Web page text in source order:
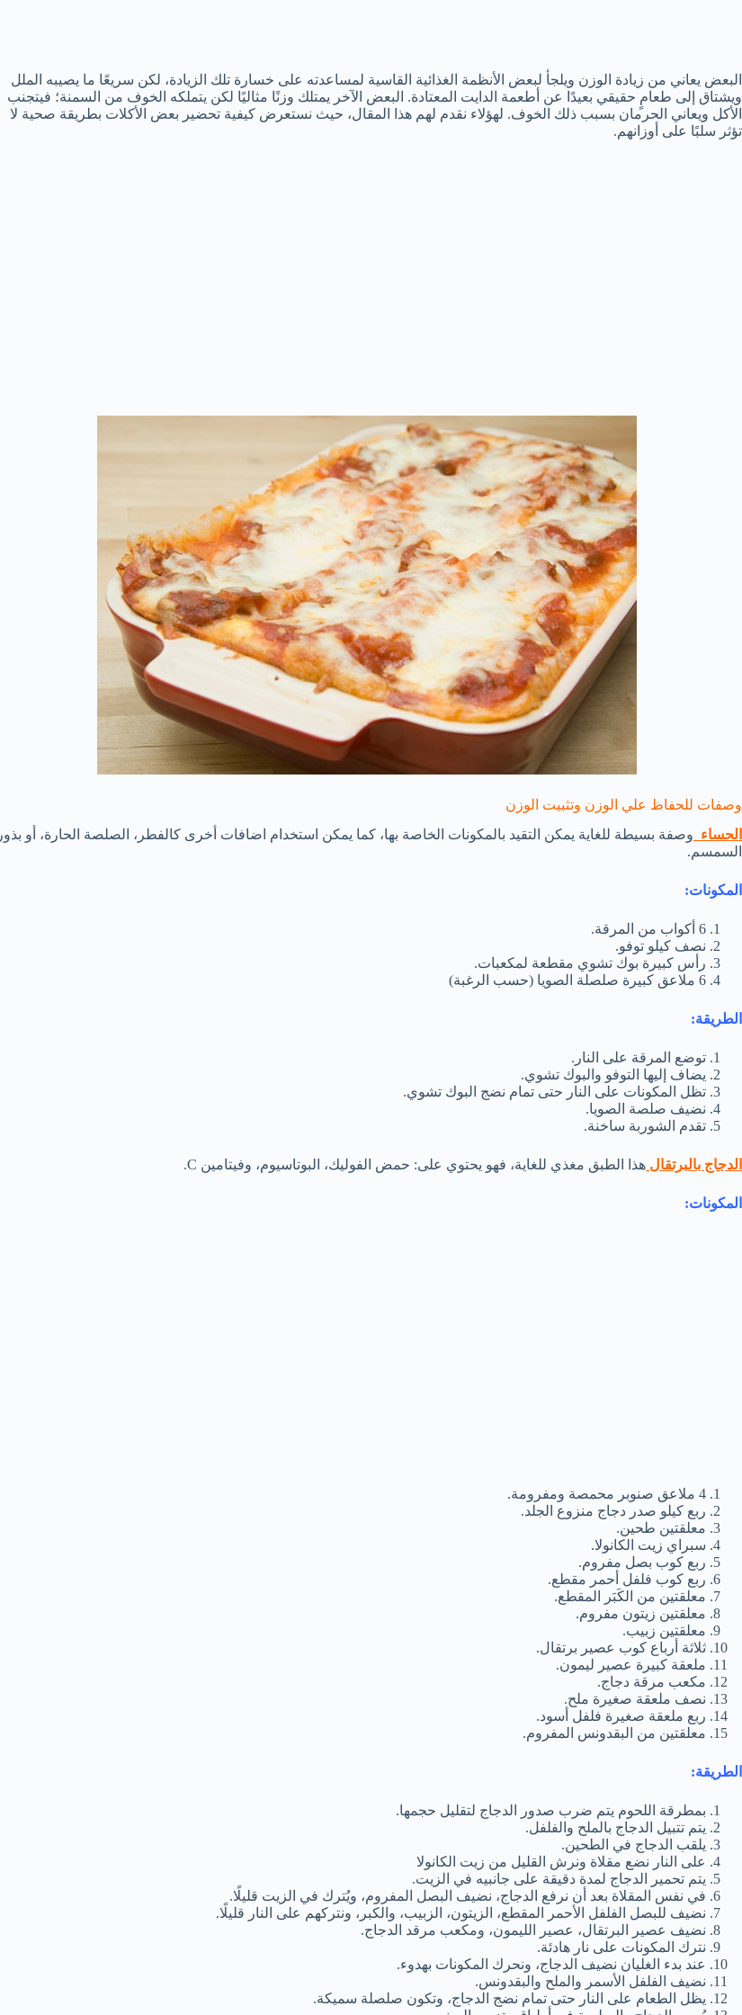
البعض يعاني من زيادة الوزن ويلجأ لبعض الأنظمة الغذائية القاسية لمساعدته على خسارة تلك الزيادة، لكن سريعًا ما يصيبه الملل
ويشتاق إلى طعامٍ حقيقي بعيدًا عن أطعمة الدايت المعتادة. البعض الآخر يمتلك وزنًا مثاليًا لكن يتملكه الخوف من السمنة؛ فيتجنب
الأكل ويعاني الحرمان بسبب ذلك الخوف. لهؤلاء نقدم لهم هذا المقال، حيث نستعرض كيفية تحضير بعض الأكلات بطريقة صحية لا
تؤثر سلبًا على أوزانهم.
وصفات للحفاظ علي الوزن وتثبيت الوزن
الحساء وصفة بسيطة للغاية يمكن التقيد بالمكونات الخاصة بها، كما يمكن استخدام اضافات أخرى كالفطر، الصلصة الحارة، أو بذور
السمسم.
المكونات:
6 أكواب من المرقة.
نصف كيلو توفو.
رأس كبيرة بوك تشوي مقطعة لمكعبات.
6 ملاعق كبيرة صلصلة الصويا (حسب الرغبة)
الطريقة:
توضع المرقة على النار.
يضاف إليها التوفو والبوك تشوي.
تظل المكونات على النار حتى تمام نضج البوك تشوي.
نضيف صلصة الصويا.
تقدم الشوربة ساخنة.
الدجاج بالبرتقال هذا الطبق مغذي للغاية، فهو يحتوي على: حمض الفوليك، البوتاسيوم، وفيتامين C.
المكونات:
4 ملاعق صنوبر محمصة ومفرومة.
ربع كيلو صدر دجاج منزوع الجلد.
معلقتين طحين.
سبراي زيت الكانولا.
ربع كوب بصل مفروم.
ربع كوب فلفل أحمر مقطع.
معلقتين من الكَبَر المقطع.
معلقتين زيتون مفروم.
معلقتين زبيب.
ثلاثة أرباع كوب عصير برتقال.
ملعقة كبيرة عصير ليمون.
مكعب مرقة دجاج.
نصف ملعقة صغيرة ملح.
ربع ملعقة صغيرة فلفل أسود.
معلقتين من البقدونس المفروم.
الطريقة:
بمطرقة اللحوم يتم ضرب صدور الدجاج لتقليل حجمها.
يتم تتبيل الدجاج بالملح والفلفل.
يلقب الدجاج في الطحين.
على النار نضع مقلاة ونرش القليل من زيت الكانولا
يتم تحمير الدجاج لمدة دقيقة على جانبيه في الزيت.
في نفس المقلاة بعد أن نرفع الدجاج، نضيف البصل المفروم، ويُترك في الزيت قليلًا.
نضيف للبصل الفلفل الأحمر المقطع، الزيتون، الزبيب، والكبر، ونتركهم على النار قليلًا.
نضيف عصير البرتقال، عصير الليمون، ومكعب مرقد الدجاج.
نترك المكونات على نار هادئة.
عند بدء الغليان نضيف الدجاج، ونحرك المكونات بهدوء.
نضيف الفلفل الأسمر والملح والبقدونس.
يظل الطعام على النار حتى تمام نضج الدجاج، وتكون صلصلة سميكة.